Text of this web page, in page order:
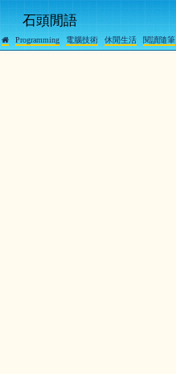
石頭閒語
 Programming 電腦技術 休閒生活 閱讀隨筆